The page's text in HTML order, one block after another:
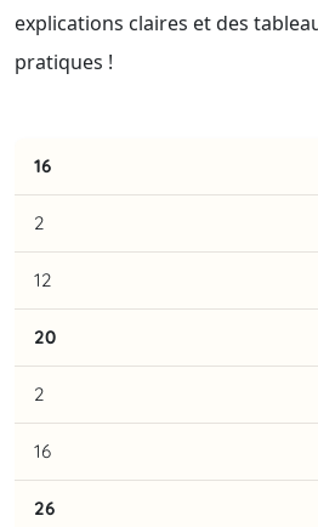
explications claires et des
pratiques !
16
2
12
20
2
16
26